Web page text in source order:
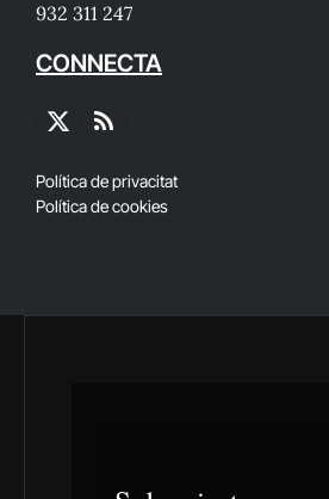
932 311 247
CONNECTA
X
RSS
Política de privacitat
Política de cookies